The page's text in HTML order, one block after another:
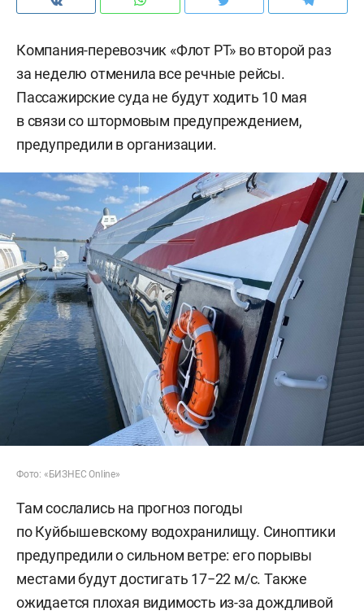
Компания-перевозчик «Флот РТ» во второй раз
за неделю отменила все речные рейсы.
Пассажирские суда не будут ходить 10 мая
в связи со штормовым предупреждением,
предупредили в организации.
Фото: «БИЗНЕС Online»
Там сослались на прогноз погоды
по Куйбышевскому водохранилищу. Синоптики
предупредили о сильном ветре: его порывы
местами будут достигать 17−22 м/с. Также
ожидается плохая видимость из-за дождливой